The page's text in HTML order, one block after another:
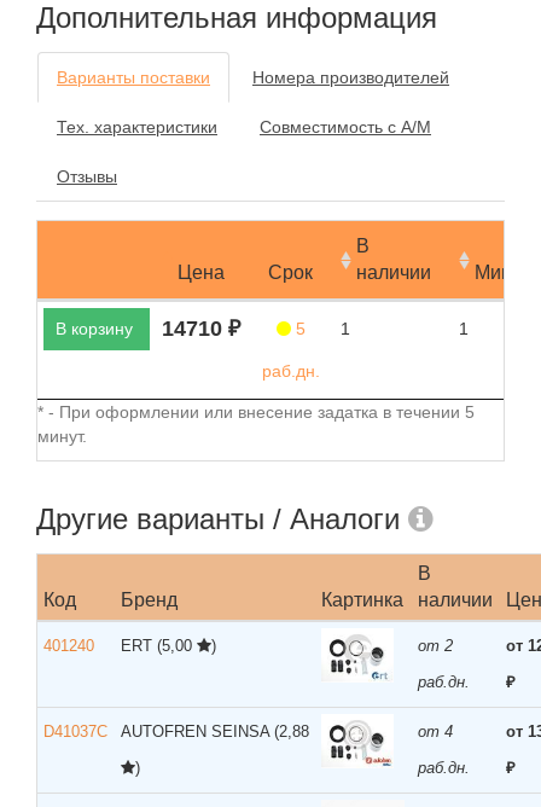
Дополнительная информация
Варианты поставки Номера производителей
Тех. характеристики Совместимость с А/М
Отзывы
Цена Срок
В
наличии
В корзину 14710 ₽ 5
раб.дн.
1 1
* - При оформлении или внесение задатка в течении 5
минут.
Другие варианты / Аналоги
Код Бренд Картинка
В
наличии
401240 ERT (5,00 )
от 2
раб.дн.
от
₽
D41037C AUTOFREN SEINSA (2,88
)
от 4
раб.дн.
от
₽